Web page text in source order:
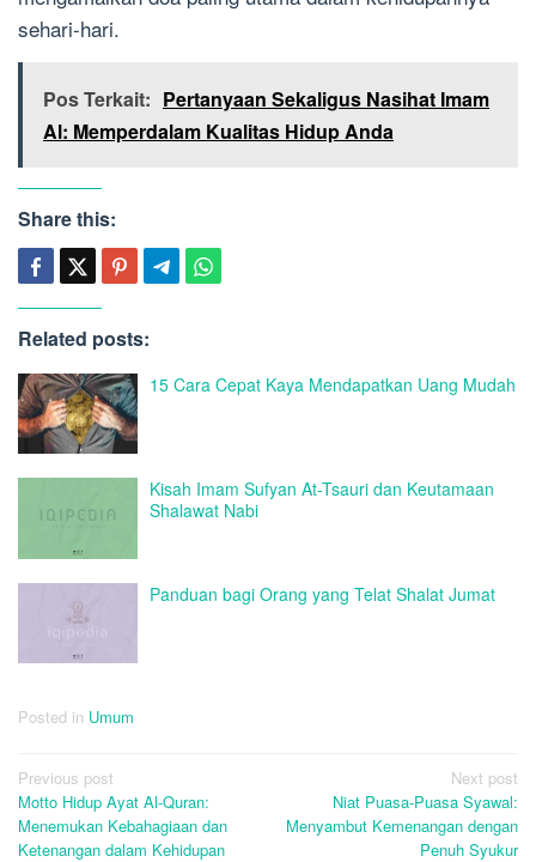
sehari-hari.
Pos Terkait: Pertanyaan Sekaligus Nasihat Imam
Al: Memperdalam Kualitas Hidup Anda
Share this:
Related posts:
15 Cara Cepat Kaya Mendapatkan Uang Mudah
Kisah Imam Sufyan At-Tsauri dan Keutamaan
Shalawat Nabi
Panduan bagi Orang yang Telat Shalat Jumat
Posted in Umum
Post
navigation
Previous post
Motto Hidup Ayat Al-Quran:
Menemukan Kebahagiaan dan
Ketenangan dalam Kehidupan
Next post
Niat Puasa-Puasa Syawal:
Menyambut Kemenangan dengan
Penuh Syukur